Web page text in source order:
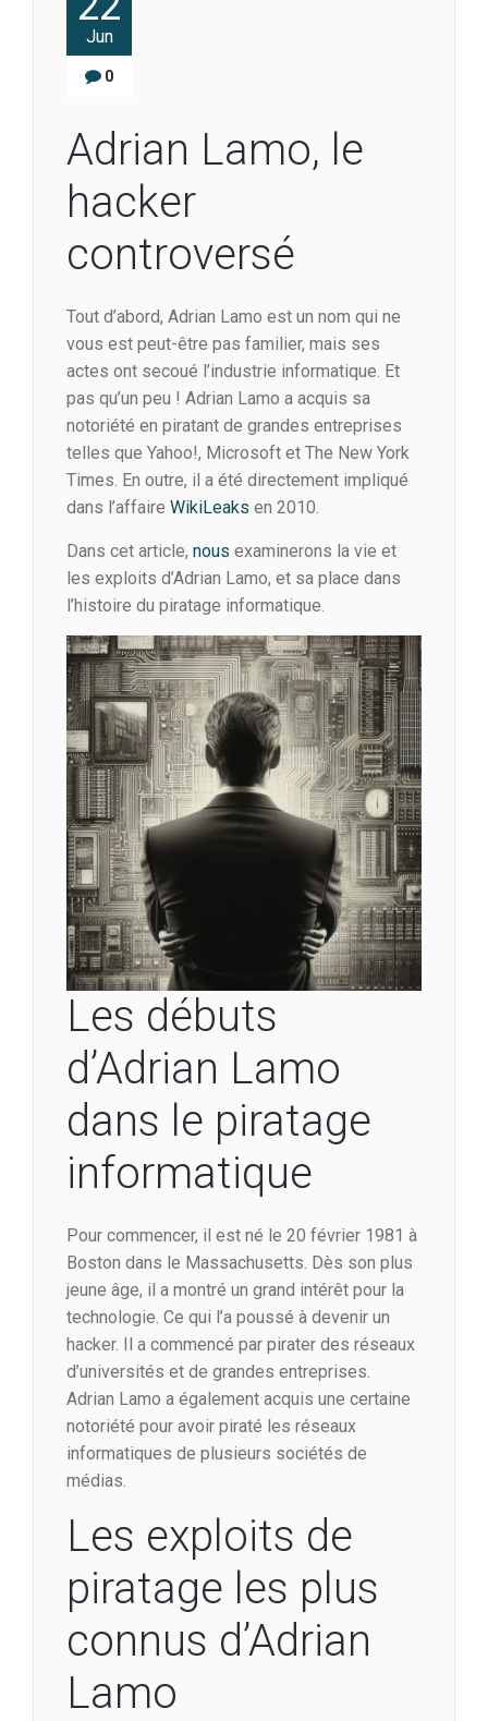
Jun
0
Adrian Lamo, le
hacker
controversé
Tout d’abord, Adrian Lamo est un nom qui ne
vous est peut-être pas familier, mais ses
actes ont secoué l’industrie informatique. Et
pas qu’un peu ! Adrian Lamo a acquis sa
notoriété en piratant de grandes entreprises
telles que Yahoo!, Microsoft et The New York
Times. En outre, il a été directement impliqué
dans l’affaire WikiLeaks en 2010.
Dans cet article, nous examinerons la vie et
les exploits d’Adrian Lamo, et sa place dans
l’histoire du piratage informatique.
Les débuts
d’Adrian Lamo
dans le piratage
informatique
Pour commencer, il est né le 20 février 1981 à
Boston dans le Massachusetts. Dès son plus
jeune âge, il a montré un grand intérêt pour la
technologie. Ce qui l’a poussé à devenir un
hacker. Il a commencé par pirater des réseaux
d’universités et de grandes entreprises.
Adrian Lamo a également acquis une certaine
notoriété pour avoir piraté les réseaux
informatiques de plusieurs sociétés de
médias.
Les exploits de
piratage les plus
connus d’Adrian
Lamo